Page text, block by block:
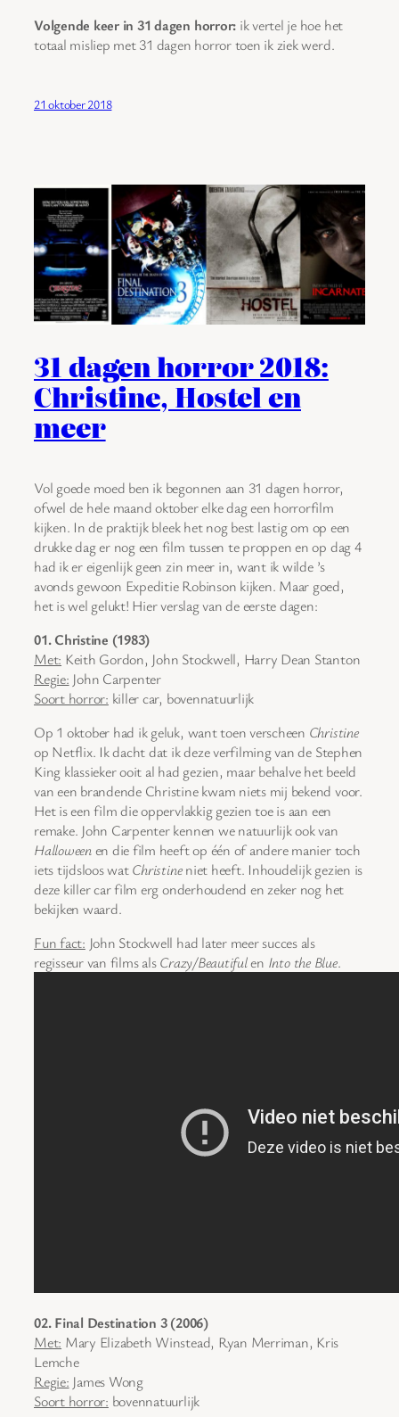
Volgende keer in 31 dagen horror: ik vertel je hoe het
totaal misliep met 31 dagen horror toen ik ziek werd.
21 oktober 2018
31 dagen horror 2018:
Christine, Hostel en
meer
Vol goede moed ben ik begonnen aan 31 dagen horror,
ofwel de hele maand oktober elke dag een horrorfilm
kijken. In de praktijk bleek het nog best lastig om op een
drukke dag er nog een film tussen te proppen en op dag 4
had ik er eigenlijk geen zin meer in, want ik wilde ’s
avonds gewoon Expeditie Robinson kijken. Maar goed,
het is wel gelukt! Hier verslag van de eerste dagen:
01. Christine (1983)
Met: Keith Gordon, John Stockwell, Harry Dean Stanton
Regie: John Carpenter
Soort horror: killer car, bovennatuurlijk
Op 1 oktober had ik geluk, want toen verscheen Christine
op Netflix. Ik dacht dat ik deze verfilming van de Stephen
King klassieker ooit al had gezien, maar behalve het beeld
van een brandende Christine kwam niets mij bekend voor.
Het is een film die oppervlakkig gezien toe is aan een
remake. John Carpenter kennen we natuurlijk ook van
Halloweenen die film heeft op één of andere manier toch
iets tijdsloos watChristineniet heeft. Inhoudelijk gezien is
deze killer car film erg onderhoudend en zeker nog het
bekijken waard.
Fun fact: John Stockwell had later meer succes als
regisseur van films alsCrazy/Beautifulen Into the Blue.
02. Final Destination 3 (2006)
Met: Mary Elizabeth Winstead, Ryan Merriman, Kris
Lemche
Regie: James Wong
Soort horror: bovennatuurlijk